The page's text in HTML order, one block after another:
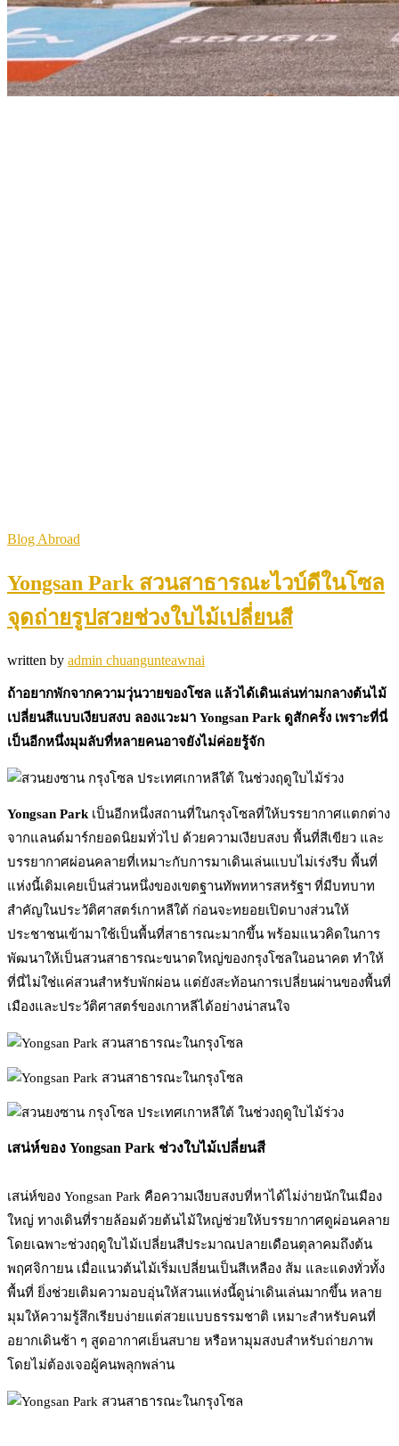
Blog Abroad
Yongsan Park สวนสาธารณะไวบ์ดีในโซล
จุดถ่ายรูปสวยช่วงใบไม้เปลี่ยนสี
written by admin chuangunteawnai
ถ้าอยากพักจากความวุ่นวายของโซล แล้วได้เดินเล่นท่ามกลางต้นไม้
เปลี่ยนสีแบบเงียบสงบ ลองแวะมา Yongsan Park ดูสักครั้ง เพราะที่นี่
เป็นอีกหนึ่งมุมลับที่หลายคนอาจยังไม่ค่อยรู้จัก
Yongsan Parkเป็นอีกหนึ่งสถานที่ในกรุงโซลที่ให้บรรยากาศแตกต่าง
จากแลนด์มาร์กยอดนิยมทั่วไป ด้วยความเงียบสงบ พื้นที่สีเขียว และ
บรรยากาศผ่อนคลายที่เหมาะกับการมาเดินเล่นแบบไม่เร่งรีบ พื้นที่
แห่งนี้เดิมเคยเป็นส่วนหนึ่งของเขตฐานทัพทหารสหรัฐฯ ที่มีบทบาท
สำคัญในประวัติศาสตร์เกาหลีใต้ ก่อนจะทยอยเปิดบางส่วนให้
ประชาชนเข้ามาใช้เป็นพื้นที่สาธารณะมากขึ้น พร้อมแนวคิดในการ
พัฒนาให้เป็นสวนสาธารณะขนาดใหญ่ของกรุงโซลในอนาคต ทำให้
ที่นี่ไม่ใช่แค่สวนสำหรับพักผ่อน แต่ยังสะท้อนการเปลี่ยนผ่านของพื้นที่
เมืองและประวัติศาสตร์ของเกาหลีได้อย่างน่าสนใจ
เสน่ห์ของ Yongsan Park ช่วงใบไม้เปลี่ยนสี
เสน่ห์ของ Yongsan Park คือความเงียบสงบที่หาได้ไม่ง่ายนักในเมือง
ใหญ่ ทางเดินที่รายล้อมด้วยต้นไม้ใหญ่ช่วยให้บรรยากาศดูผ่อนคลาย
โดยเฉพาะช่วงฤดูใบไม้เปลี่ยนสีประมาณปลายเดือนตุลาคมถึงต้น
พฤศจิกายน เมื่อแนวต้นไม้เริ่มเปลี่ยนเป็นสีเหลือง ส้ม และแดงทั่วทั้ง
พื้นที่ ยิ่งช่วยเติมความอบอุ่นให้สวนแห่งนี้ดูน่าเดินเล่นมากขึ้น หลาย
มุมให้ความรู้สึกเรียบง่ายแต่สวยแบบธรรมชาติ เหมาะสำหรับคนที่
อยากเดินช้า ๆ สูดอากาศเย็นสบาย หรือหามุมสงบสำหรับถ่ายภาพ
โดยไม่ต้องเจอผู้คนพลุกพล่าน